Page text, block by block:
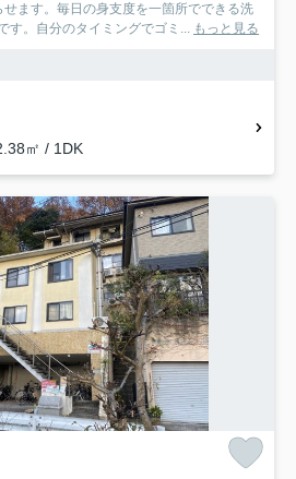
ます。毎日の身支度を一箇所でできる洗
す。自分のタイミングでゴミ... もっと見る
㎡ / 1DK